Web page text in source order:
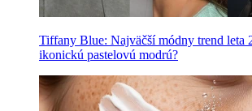
Tiffany Blue: Najväčší módny trend leta
ikonickú pastelovú modrú?